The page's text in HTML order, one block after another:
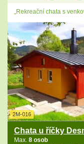
„Rekreační chata s
2M-016
Chata u říčky
Max. 8 osob